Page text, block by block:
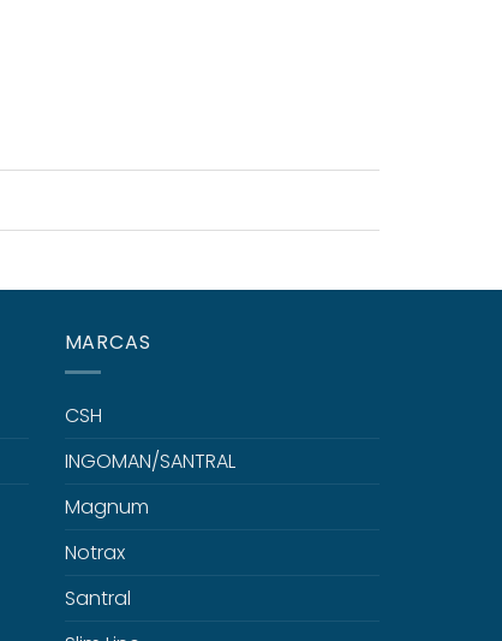
MARCAS
CSH
INGOMAN/SANTRAL
Magnum
Notrax
Santral